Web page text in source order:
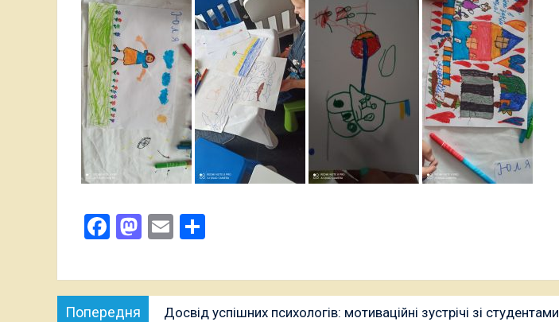
Facebook
Mastodon
Email
Навігація
Попередня Досвід успішних психологів: мотиваційні зустрічі зі студентами